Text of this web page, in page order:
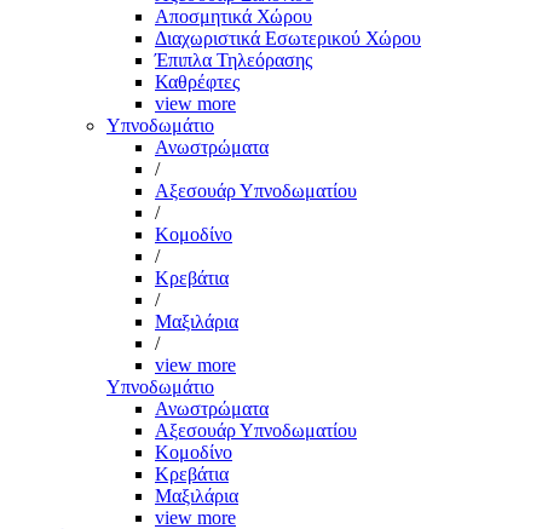
Αποσμητικά Χώρου
Διαχωριστικά Εσωτερικού Χώρου
Έπιπλα Τηλεόρασης
Καθρέφτες
view more
Υπνοδωμάτιο
Ανωστρώματα
/
Αξεσουάρ Υπνοδωματίου
/
Κομοδίνο
/
Κρεβάτια
/
Μαξιλάρια
/
view more
Υπνοδωμάτιο
Ανωστρώματα
Αξεσουάρ Υπνοδωματίου
Κομοδίνο
Κρεβάτια
Μαξιλάρια
view more